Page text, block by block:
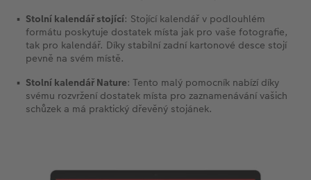
Stolní kalendář stojící: Stojící kalendář v podlouhlém
formátu poskytuje dostatek místa jak pro vaše fotografie,
tak pro kalendář. Díky stabilní zadní kartonové desce stojí
pevně na svém místě.
Stolní kalendář Nature: Tento malý pomocník nabízí díky
svému rozvržení dostatek místa pro zaznamenávání vašich
schůzek a má praktický dřevěný stojánek.